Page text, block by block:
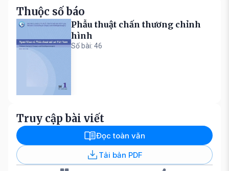
Thuộc số báo
Phẫu thuật chấn thương chỉnh
hình
Số bài: 46
Truy cập bài viết
Đọc toàn văn
Tải bản PDF